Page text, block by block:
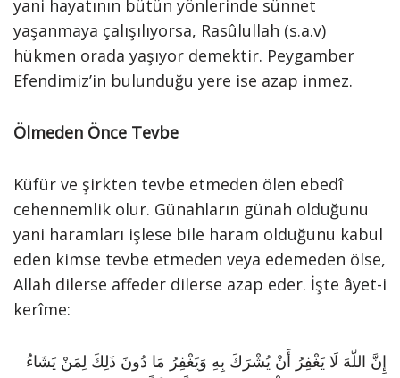
yani hayatının bütün yönlerinde sünnet
yaşanmaya çalışılıyorsa, Rasûlullah (s.a.v)
hükmen orada yaşıyor demektir. Peygamber
Efendimiz’in bulunduğu yere ise azap inmez.
Ölmeden Önce Tevbe
Küfür ve şirkten tevbe etmeden ölen ebedî
cehennemlik olur. Günahların günah olduğunu
yani haramları işlese bile haram olduğunu kabul
eden kimse tevbe etmeden veya edemeden ölse,
Allah dilerse affeder dilerse azap eder. İşte âyet-i
kerîme:
إِنَّ اللّهَ لَا يَغْفِرُ أَنْ يُشْرَكَ بِهِ وَيَغْفِرُ مَا دُونَ ذَلِكَ لِمَنْ يَشَاءُ